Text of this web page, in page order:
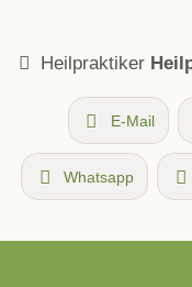
Heilpraktiker
E-Mail
Whatsapp